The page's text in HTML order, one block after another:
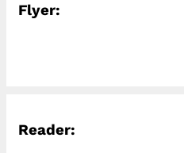
Flyer:
Reader: